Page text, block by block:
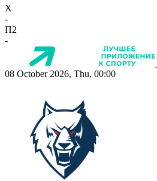
X
-
П2
-
08 October 2026, Thu, 00:00